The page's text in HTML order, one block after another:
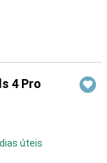
4 Pro
úteis